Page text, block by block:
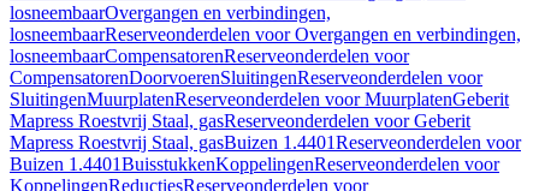
losneembaarOvergangen en verbindingen,
losneembaarReserveonderdelen voor Overgangen en verbindingen,
losneembaarCompensatorenReserveonderdelen voor
CompensatorenDoorvoerenSluitingenReserveonderdelen voor
SluitingenMuurplatenReserveonderdelen voor MuurplatenGeberit
Mapress Roestvrij Staal, gasReserveonderdelen voor Geberit
Mapress Roestvrij Staal, gasBuizen 1.4401Reserveonderdelen voor
Buizen 1.4401BuisstukkenKoppelingenReserveonderdelen voor
KoppelingenReductiesReserveonderdelen voor